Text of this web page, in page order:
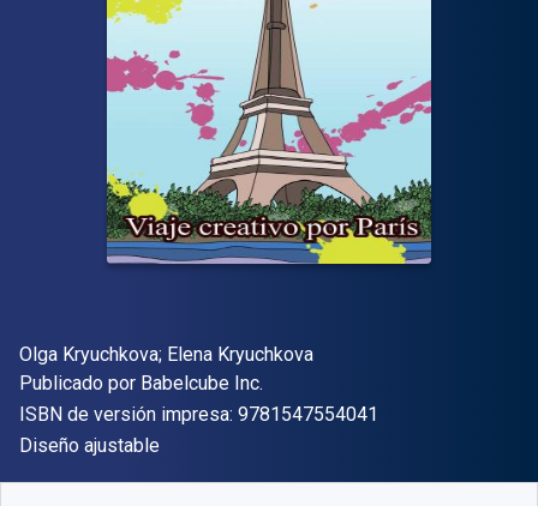
Autor(es)
Olga Kryuchkova; Elena Kryuchkova
Editor
Publicado por Babelcube Inc.
ISBN de versión impresa: 9781547554041
Formato
Diseño ajustable